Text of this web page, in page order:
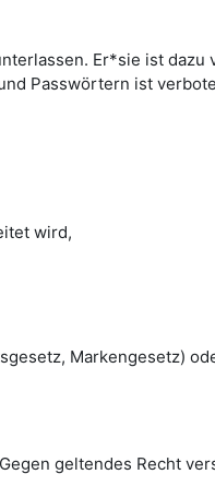
Er*sie ist
Passwörtern ist
wird,
Markengesetz)
geltendes Recht